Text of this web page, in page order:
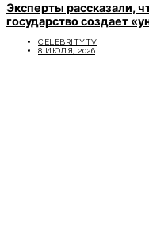
Эксперты рассказали,
государство создает
CELEBRITYTV
8 ИЮЛЯ, 2026